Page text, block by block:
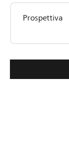
CHF
Importo minimo
Importo desiderato
170
Prospettiva